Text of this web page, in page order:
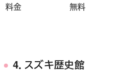
料金
無料
4．スズキ歴史館